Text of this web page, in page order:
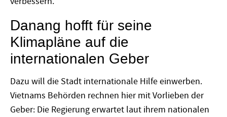
Danang hofft für seine
Klimapläne auf die
internationalen Geber
Dazu will die Stadt internationale Hilfe einwerben.
Vietnams Behörden rechnen hier mit Vorlieben der
Geber: Die Regierung erwartet laut ihrem nationalen